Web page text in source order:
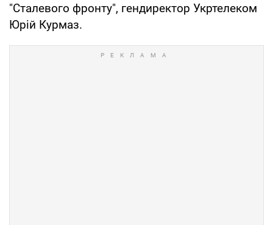
"Сталевого фронту", гендиректор Укртелеком
Юрій Курмаз.